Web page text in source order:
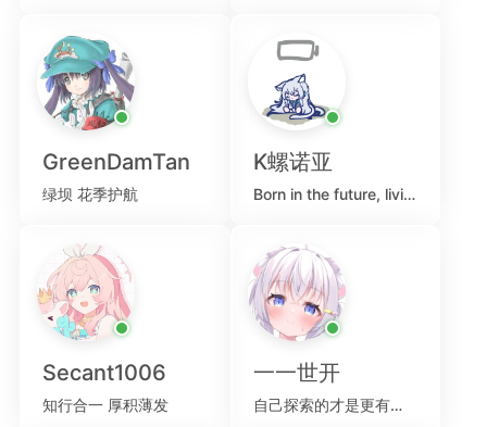
GreenDamTan
绿坝 花季护航
K螺诺亚
Born in the future, living in the past.
Secant1006
知行合一 厚积薄发
一一世开
自己探索的才是更有意义的嘛~